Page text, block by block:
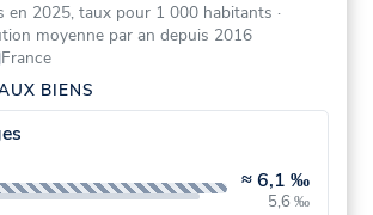
en 2025, taux pour 1 000 habitants ·
moyenne par an depuis 2016
France
BIENS
≈6,1 ‰
5,6 ‰